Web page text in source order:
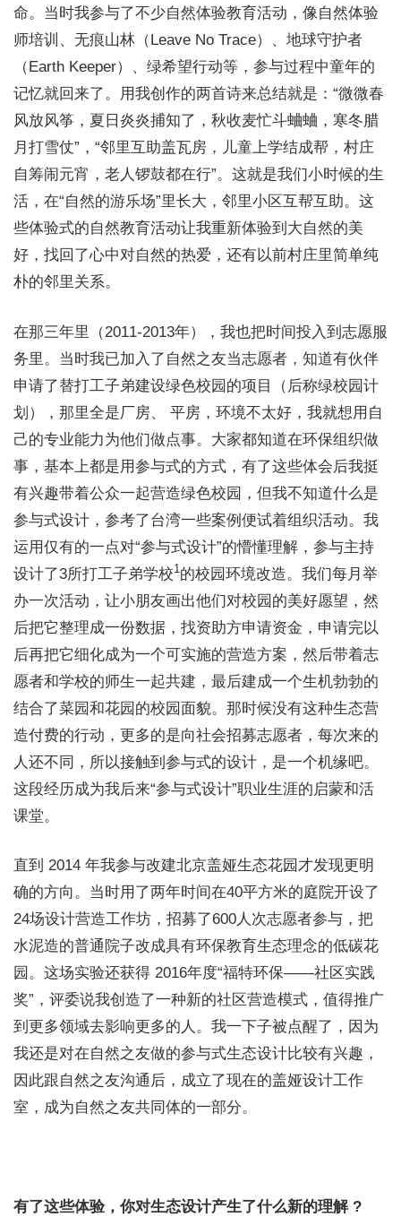
命。当时我参与了不少自然体验教育活动，像自然体验
师培训、无痕山林（Leave No Trace）、地球守护者
（Earth Keeper）、绿希望行动等，参与过程中童年的
记忆就回来了。用我创作的两首诗来总结就是 ：“微微春
风放风筝，夏日炎炎捕知了，秋收麦忙斗蛐蛐，寒冬腊
月打雪仗”，“邻里互助盖瓦房，儿童上学结成帮，村庄
自筹闹元宵，老人锣鼓都在行”。这就是我们小时候的生
活，在“自然的游乐场”里长大，邻里小区互帮互助。这
些体验式的自然教育活动让我重新体验到大自然的美
好，找回了心中对自然的热爱，还有以前村庄里简单纯
朴的邻里关系。
在那三年里（2011-2013年），我也把时间投入到志愿服
务里。当时我已加入了自然之友当志愿者，知道有伙伴
申请了替打工子弟建设绿色校园的项目（后称绿校园计
划），那里全是厂房、 平房，环境不太好，我就想用自
己的专业能力为他们做点事。大家都知道在环保组织做
事，基本上都是用参与式的方式，有了这些体会后我挺
有兴趣带着公众一起营造绿色校园，但我不知道什么是
参与式设 计，参考了台湾一些案例便试着组织活动。我
运用仅有的一点对“参与式设计”的懵懂理解，参与主持
设计了3所打工子弟学校1的校园环境改造。我们每月举
办一次活动，让小朋友画出他们对校园的美好愿望，然
后把它整理成一份数据，找资助方申请资金，申请完以
后再把它细化成为一个可实施的营造方案，然后带着志
愿者和学校的师生一起共建，最后建成一个生机勃勃的
结合了菜园和花园的校园面貌。那时候没有这种生态营
造付费的行动，更多的是向社会招募志愿者，每次来的
人还不同，所以接触到参与式的设计，是一个机缘吧。
这段经历成为我后来“参与式设计”职业生涯的启蒙和活
课堂。
直到 2014 年我参与改建北京盖娅生态花园才发现更明
确的方向。当时用了两年时间在40平方米的庭院开设了
24场设计营造工作坊，招募了600人次志愿者参与，把
水泥造的普通院子改成具有环保教育生态理念的低碳花
园。这场实验还获得 2016年度“福特环保——社区实践
奖”，评委说我创造了一种新的社区营造模式，值得推广
到更多领域去影响更多的人。我一下子被点醒了，因为
我还是对在自然之友做的参与式生态设计比较有兴趣，
因此跟自然之友沟通后，成立了现在的盖娅设计工作
室，成为自然之友共同体的一部分。
有了这些体验，你对生态设计产生了什么新的理解 ?